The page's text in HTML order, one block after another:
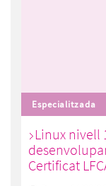
Especialitzada
Linux nivell
Certificat